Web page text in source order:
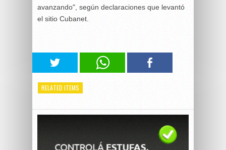
avanzando", según declaraciones que levantó
el sitio Cubanet.
RELATED ITEMS